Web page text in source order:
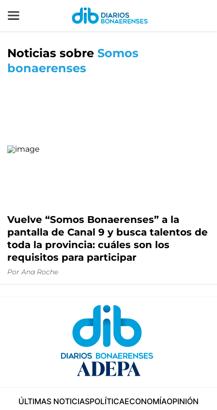
Noticias sobre Somos
bonaerenses
Vuelve “Somos Bonaerenses” a la
pantalla de Canal 9 y busca talentos de
toda la provincia: cuáles son los
requisitos para participar
Por Ana Roche
ÚLTIMAS NOTICIASPOLÍTICAECONOMÍAOPINIÓN